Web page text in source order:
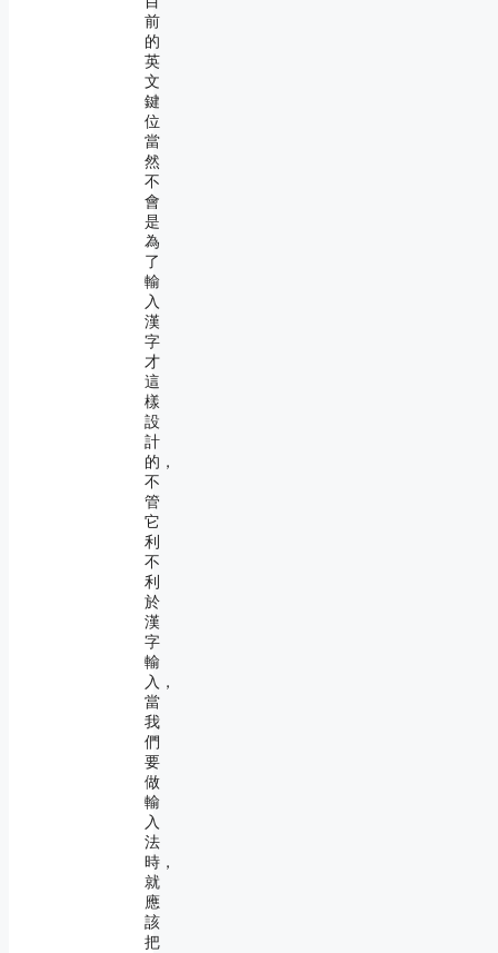
前
的
英
文
鍵
位
當
然
不
會
是
為
了
輸
入
漢
字
才
這
樣
設
計
的，
不
管
它
利
不
利
於
漢
字
輸
入，
當
我
們
要
做
輸
入
法
時，
就
應
該
把